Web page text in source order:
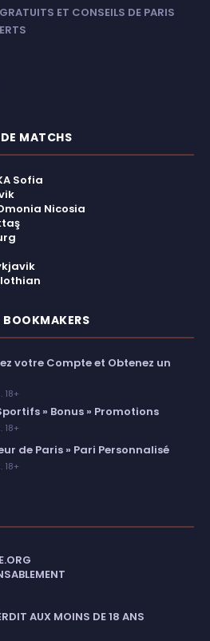
ET CONSEILS DE PARIS
MATCHS
Sofia
Nicosia
BOOKMAKERS
votre Compte et Obtenez un
» Bonus » Promotions
de Paris » Pari Personnalisé
AUX MOINS DE 18 ANS